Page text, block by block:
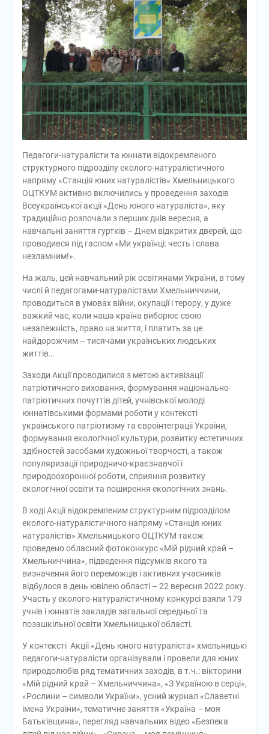
Педагоги-натуралісти та юннати відокремленого
структурного підрозділу еколого-натуралістичного
напряму «Станція юних натуралістів» Хмельницького
ОЦТКУМ активно включились у проведення заходів
Всеукраїнської акції «День юного натураліста», яку
традиційно розпочали з перших днів вересня, а
навчальні заняття гуртків – Днем відкритих дверей, що
проводився під гаслом «Ми українці: честь і слава
незламним!».
На жаль, цей навчальний рік освітянами України, в тому
числі й педагогами-натуралістами Хмельниччини,
проводиться в умовах війни, окупації і терору, у дуже
важкий час, коли наша країна виборює свою
незалежність, право на життя, і платить за це
найдорожчим – тисячами українських людських
життів…
Заходи Акції проводилися з метою активізації
патріотичного виховання, формування національно-
патріотичних почуттів дітей, учнівської молоді
юннатівськими формами роботи у контексті
українського патріотизму та євроінтеграції України,
формування екологічної культури, розвитку естетичних
здібностей засобами художньої творчості, а також
популяризації природничо-краєзнавчої і
природоохоронної роботи, сприяння розвитку
екологічної освіти та поширення екологічних знань.
В ході Акції відокремленим структурним підрозділом
еколого-натуралістичного напряму «Станція юних
натуралістів» Хмельницького ОЦТКУМ також
проведено обласний фотоконкурс «Мій рідний край –
Хмельниччина», підведення підсумків якого та
визначення його переможців і активних учасників
відбулося в день ювілею області – 22 вересня 2022 року.
Участь у еколого-натуралістичному конкурсі взяли 179
учнів і юннатів закладів загальної середньої та
позашкільної освіти Хмельницької області.
У контексті Акції «День юного натураліста» хмельницькі
педагоги-натуралісти організували і провели для юних
природолюбів ряд тематичних заходів, в т.ч.: вікторини
«Мій рідний край – Хмельниччина», «З Україною в серці»,
«Рослини – символи України», усний журнал «Славетні
імена України», тематичне заняття «Україна – моя
Батьківщина», перегляд навчальних відео «Безпека